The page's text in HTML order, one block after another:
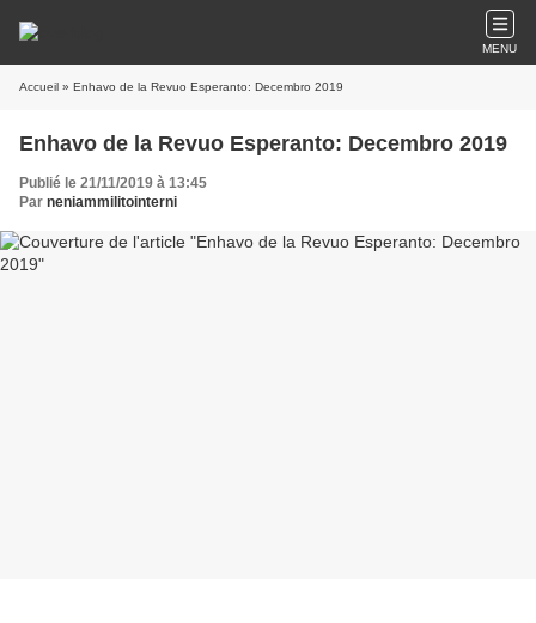
MENU
Accueil » Enhavo de la Revuo Esperanto: Decembro 2019
Enhavo de la Revuo Esperanto: Decembro 2019
Publié le 21/11/2019 à 13:45
Par neniammilitointerni